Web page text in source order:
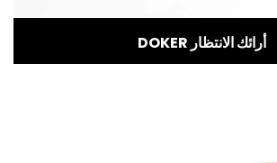
DOKER أرائك الانتظار